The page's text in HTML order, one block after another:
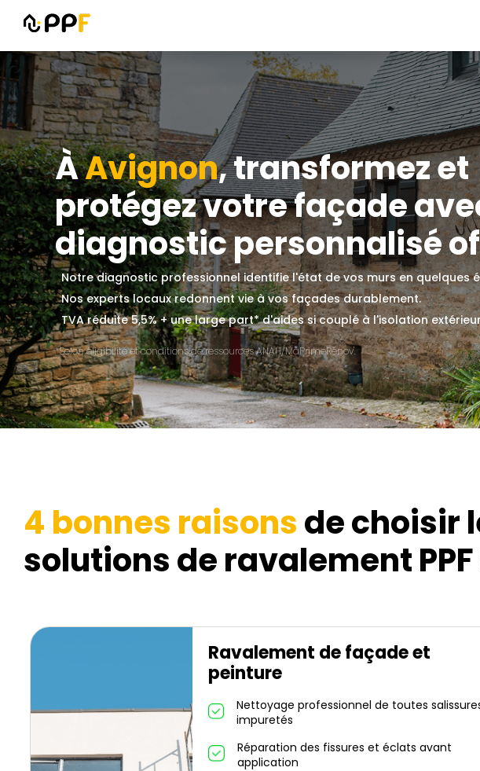
ÀAvignon, transformez et
protégez votre façade
diagnostic personnalisé
Notre diagnostic professionnel identifie l'état de vos murs en quelques
Nos experts locaux redonnent vie à vos façades durablement.
TVA réduite 5,5% + une large part* d'aides si couplé à l'isolation
*Selon éligibilité et conditions de ressources ANAH/MaPrimeRénov'.
4 bonnes raisonsde choisir
solutions de ravalement PPF
Ravalement de façade et
peinture
Nettoyage professionnel de toutes
impuretés
Réparation des fissures et éclats avant
application